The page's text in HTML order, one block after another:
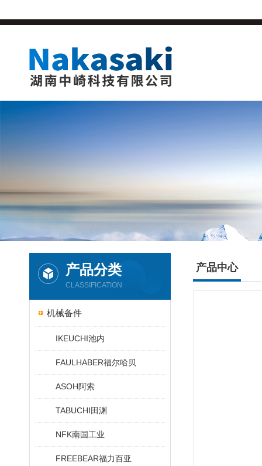
产品分类
CLASSIFICATION
机械备件
IKEUCHI池内
FAULHABER福尔哈贝
ASOH阿索
TABUCHI田渊
NFK南国工业
FREEBEAR福力百亚
产品中心